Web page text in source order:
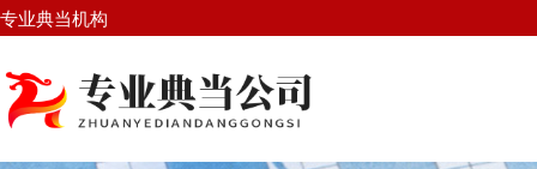
专业典当机构